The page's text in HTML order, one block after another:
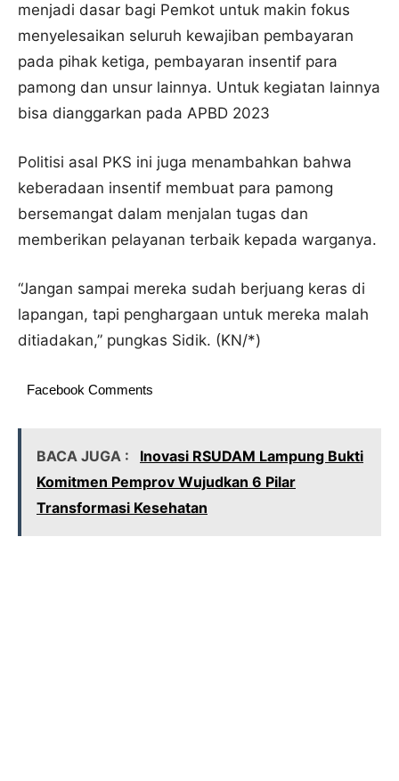
menjadi dasar bagi Pemkot untuk makin fokus
menyelesaikan seluruh kewajiban pembayaran
pada pihak ketiga, pembayaran insentif para
pamong dan unsur lainnya. Untuk kegiatan lainnya
bisa dianggarkan pada APBD 2023
Politisi asal PKS ini juga menambahkan bahwa
keberadaan insentif membuat para pamong
bersemangat dalam menjalan tugas dan
memberikan pelayanan terbaik kepada warganya.
“Jangan sampai mereka sudah berjuang keras di
lapangan, tapi penghargaan untuk mereka malah
ditiadakan,” pungkas Sidik. (KN/*)
Facebook Comments
BACA JUGA :
Inovasi RSUDAM Lampung Bukti
Komitmen Pemprov Wujudkan 6 Pilar
Transformasi Kesehatan